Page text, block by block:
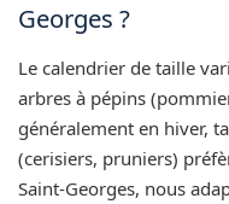
Georges ?
Le calendrier de taille
arbres à pépins
généralement en hiver,
(cerisiers, pruniers)
Saint-Georges, nous